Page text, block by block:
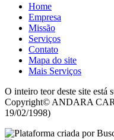
Home
Empresa
Missão
Serviços
Contato
Mapa do site
Mais Serviços
O inteiro teor deste site está
Copyright© ANDARA
19/02/1998)